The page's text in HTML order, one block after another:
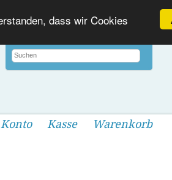
dass wir Cookies
Kasse Warenkorb